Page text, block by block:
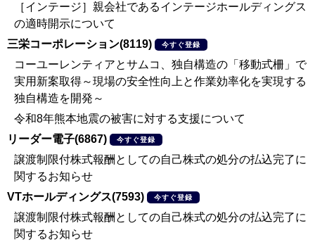
［インテージ］親会社であるインテージホールディングス
の適時開示について
三栄コーポレーション(8119)
今すぐ登録
コーユーレンティアとサムコ、独自構造の「移動式柵」で
実用新案取得～現場の安全性向上と作業効率化を実現する
独自構造を開発～
令和8年熊本地震の被害に対する支援について
リーダー電子(6867)
今すぐ登録
譲渡制限付株式報酬としての自己株式の処分の払込完了に
関するお知らせ
VTホールディングス(7593)
今すぐ登録
譲渡制限付株式報酬としての自己株式の処分の払込完了に
関するお知らせ